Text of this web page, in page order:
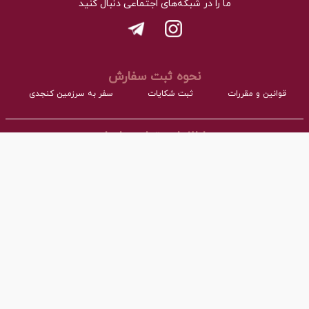
ما را در شبکه‌های اجتماعی دنبال کنید
نحوه ثبت سفارش
قوانین و مقررات ثبت شکایات سفر به سرزمین کنجدی
اطلاعات تماس با ما